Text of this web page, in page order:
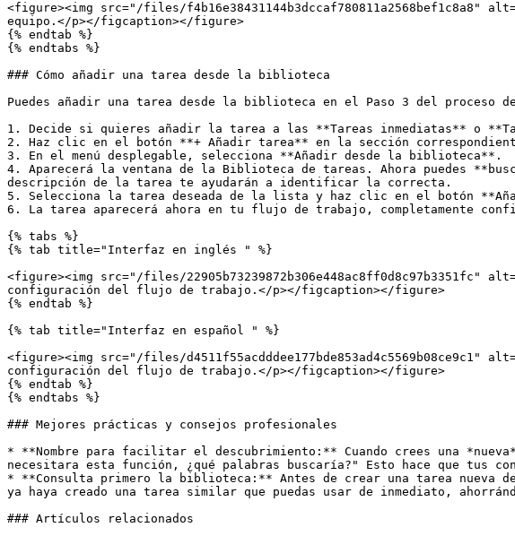
<figure><img src="/files/
equipo.</p></figcaption></figure>
{% endtab %}
{% endtabs %}
### Cómo añadir una tarea desde la biblioteca
Puedes añadir una tarea desde la biblioteca en el Paso 3 del
1. Decide si quieres añadir la tarea a las **Tareas inmediatas** o
2. Haz clic en el botón **+ Añadir tarea** en la sección
3. En el menú desplegable, selecciona **Añadir desde la biblioteca**.
4. Aparecerá la ventana de la Biblioteca de tareas. Ahora puedes
descripción de la tarea te ayudarán a identificar la correcta.
5. Selecciona la tarea deseada de la lista y haz clic en el botón
6. La tarea aparecerá ahora en tu flujo de trabajo, completamente
{% tabs %}
{% tab title="Interfaz en inglés " %}
<figure><img src="/files/
configuración del flujo de trabajo.</p></figcaption></figure>
{% endtab %}
{% tab title="Interfaz en español " %}
<figure><img src="/files/
configuración del flujo de trabajo.</p></figcaption></figure>
{% endtab %}
{% endtabs %}
### Mejores prácticas y consejos profesionales
* **Nombre para facilitar el descubrimiento:** Cuando crees una
necesitara esta función, ¿qué palabras buscaría?" Esto hace que tus
* **Consulta primero la biblioteca:** Antes de crear una tarea nueva
ya haya creado una tarea similar que puedas usar de inmediato,
### Artículos relacionados